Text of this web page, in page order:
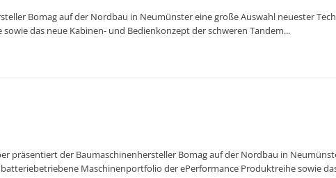
Bomag auf der Nordbau in Neumünster eine große Auswahl neuester
das neue Kabinen- und Bedienkonzept der schweren Tandem...
präsentiert der Baumaschinenhersteller Bomag auf der Nordbau in
Maschinenportfolio der ePerformance Produktreihe sowie